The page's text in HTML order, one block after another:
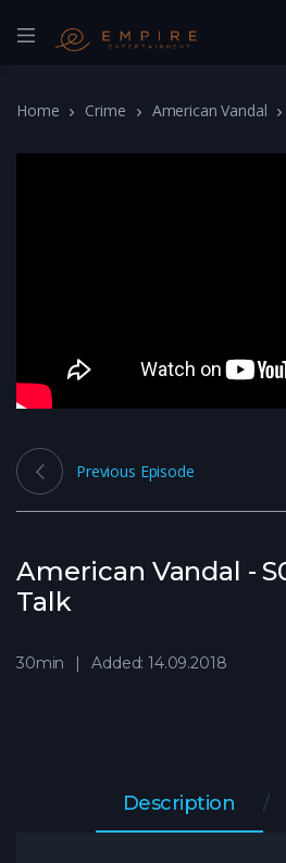
Home Crime American Vandal
American Vandal -
Talk
Previous Episode
30min Added: 14.09.2018
Description